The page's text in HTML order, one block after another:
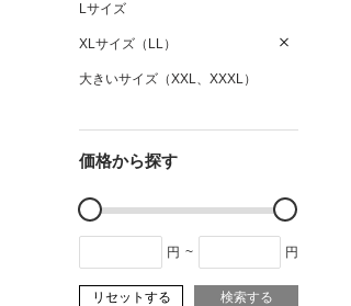
Lサイズ
XLサイズ（LL）
大きいサイズ（XXL、XXXL）
価格から探す
円 ~ 円
リセットする 検索する